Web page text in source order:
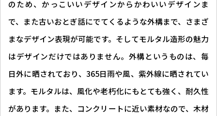
のため、かっこいいデザインからかわいいデザインま
で、また古いおとぎ話にでてくるような外構まで、さまざ
まなデザイン表現が可能です。そしてモルタル造形の魅力
はデザインだけではありません。外構というものは、毎
日外に晒されており、365日雨や風、紫外線に晒されてい
ます。モルタルは、風化や老朽化にもとても強く、耐久性
があります。また、コンクリートに近い素材なので、木材